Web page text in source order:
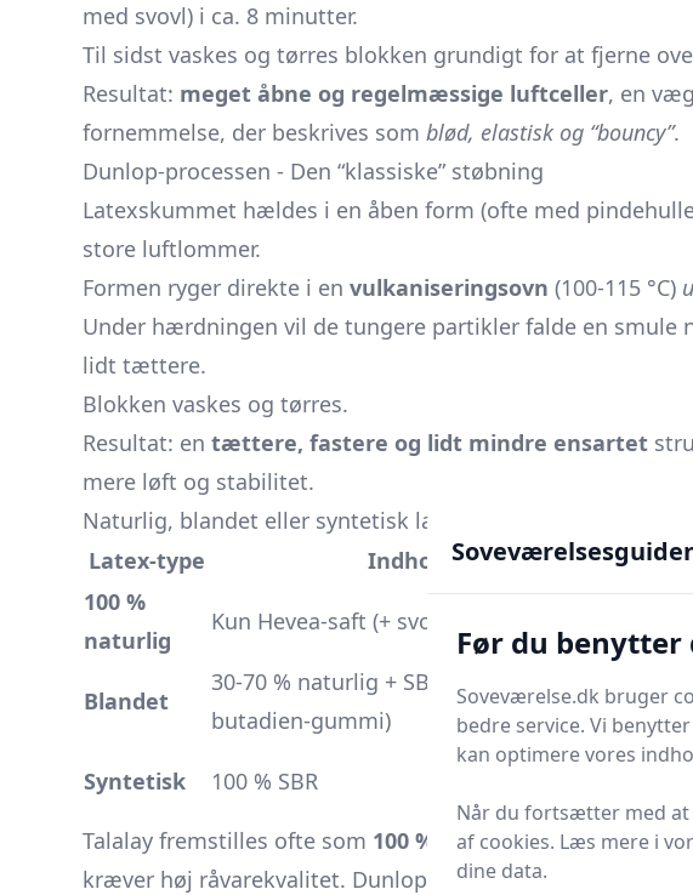
med svovl) i ca. 8 minutter.
Til sidst vaskes og tørres blokken grundigt for at fjerne
Resultat: meget åbne og regelmæssige luftceller, en
fornemmelse, der beskrives som blød, elastisk og “bouncy”.
Dunlop-processen - Den “klassiske” støbning
Latexskummet hældes i en åben form (ofte med
store luftlommer.
Formen ryger direkte i en vulkaniseringsovn (100-115 °C)
Under hærdningen vil de tungere partikler falde en smule
lidt tættere.
Blokken vaskes og tørres.
Resultat: en tættere, fastere og lidt mindre ensartet
mere løft og stabilitet.
Naturlig, blandet eller syntetisk latex - Hvad gemmer der
Latex-type
Indhold
100 %
naturlig
Kun Hevea-saft (+ svovl/aktivatorer)
gummi
Blandet
30-70 % naturlig + SBR (styren-
butadien-gummi)
Lidt
Syntetisk 100 % SBR
Mere
Talalay fremstilles ofte som 100 % naturligeller70/30-
kræver høj råvarekvalitet. Dunlop findes i alle tre varianter
Før du benytter
Soveværelse.dk bruger
bedre service. Vi
kan optimere vores
Når du fortsætter med at
af cookies. Læs mere i
dine data.